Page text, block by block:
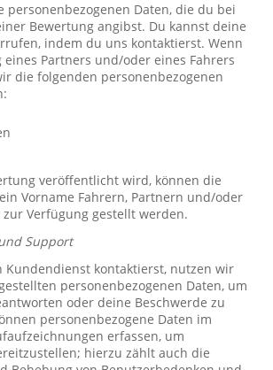
personenbezogenen Daten, die du bei
Bewertung angibst. Du kannst deine
indem du uns kontaktierst. Wenn
Partners und/oder eines Fahrers
die folgenden personenbezogenen
veröffentlicht wird, können die
Vorname Fahrern, Partnern und/oder
Verfügung gestellt werden.
Support
Kundendienst kontaktierst, nutzen wir
personenbezogenen Daten, um
oder deine Beschwerde zu
personenbezogene Daten im
erfassen, um
hierzu zählt auch die